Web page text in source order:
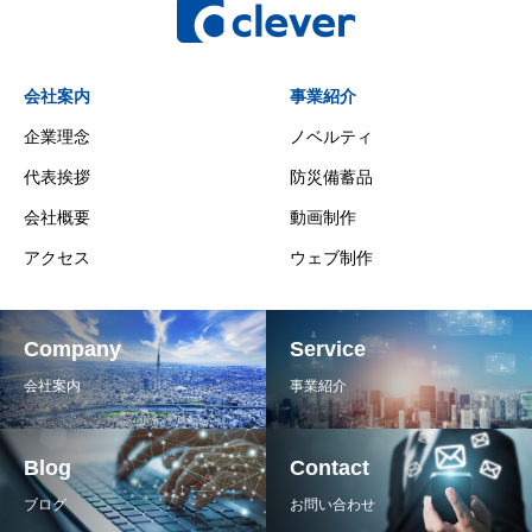
会社案内
企業理念
代表挨拶
会社概要
アクセス
事業紹介
ノベルティ
防災備蓄品
動画制作
ウェブ制作
Company
会社案内
Service
事業紹介
Blog
ブログ
Contact
お問い合わせ